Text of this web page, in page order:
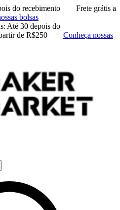
do recebimento
Frete grátis a
bolsas
Até 30 depois do
de R$250
Conheça nossas